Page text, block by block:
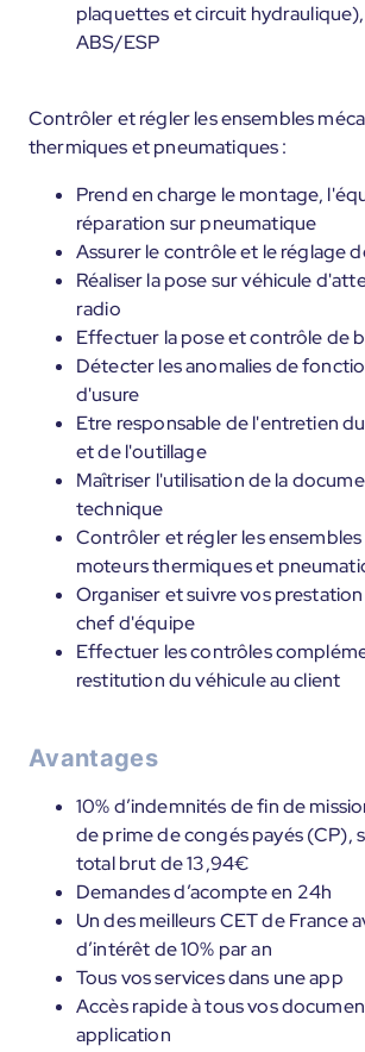
plaquettes et circuit
ABS/ESP
Contrôler et régler les ensembles
thermiques et pneumatiques :
Prend en charge le montage,
réparation sur pneumatique
Assurer le contrôle et le réglage
Réaliser la pose sur véhicule
radio
Effectuer la pose et contrôle de
Détecter les anomalies de
d'usure
Etre responsable de l'entretien
et de l'outillage
Maîtriser l'utilisation de la
technique
Contrôler et régler les
moteurs thermiques et
Organiser et suivre vos
chef d'équipe
Effectuer les contrôles
restitution du véhicule au client
Avantages
10% d’indemnités de fin de
de prime de congés payés (CP),
total brut de 13,94€
Demandes d’acompte en 24h
Un des meilleurs CET de France
d’intérêt de 10% par an
Tous vos services dans une app
Accès rapide à tous vos
application